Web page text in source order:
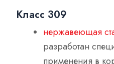
Класс 309
нержавеющая
разработан
применения в